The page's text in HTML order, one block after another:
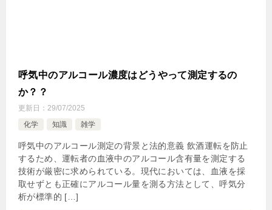
呼気中のアルコール濃度はどうやって測定するの
か？？
更新日： 29/07/2025
化学
知識 雑学
呼気中のアルコール測定の背景と法的意義 飲酒運転を防止
するため、運転者の血液中のアルコール含有量を測定する
技術が厳密に求められている。現代においては、血液を採
取せずとも正確にアルコール量を測る方法として、呼気分
析が標準的 […]